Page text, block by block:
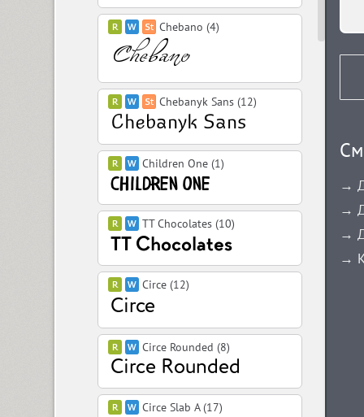
Chebano (4)
Chebanyk Sans (12)
Children One (1)
TT Chocolates (10)
Circe (12)
Circe Rounded (8)
Circe Slab A (17)
→
→
→
→